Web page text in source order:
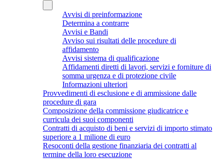
Avvisi di preinformazione
Determina a contrarre
Avvisi e Bandi
Avviso sui risultati delle procedure di
affidamento
Avvisi sistema di qualificazione
Affidamenti diretti di lavori, servizi e forniture di
somma urgenza e di protezione civile
Informazioni ulteriori
Provvedimenti di esclusione e di ammissione dalle
procedure di gara
Composizione della commissione giudicatrice e
curricula dei suoi componenti
Contratti di acquisto di beni e servizi di importo stimato
superiore a 1 milione di euro
Resoconti della gestione finanziaria dei contratti al
termine della loro esecuzione